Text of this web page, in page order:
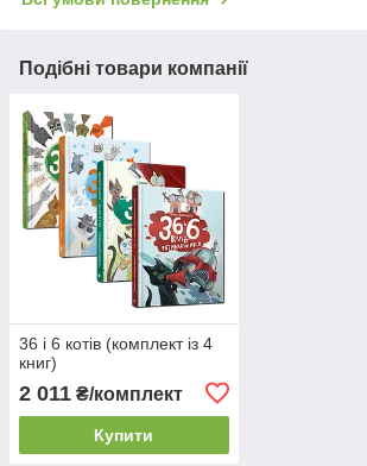
Подібні товари компанії
36 і 6 котів (комплект із 4
книг)
2 011 ₴/комплект
Купити